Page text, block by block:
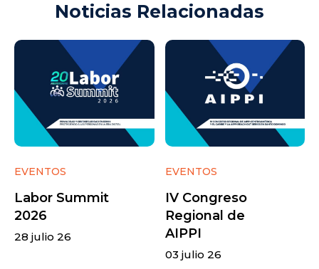
Noticias Relacionadas
EVENTOS
Labor Summit
2026
28 julio 26
EVENTOS
IV Congreso
Regional de
AIPPI
03 julio 26